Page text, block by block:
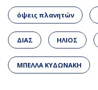
όψεις πλανητών
ΔΙΑΣ ΗΛΙΟΣ
ΜΠΕΛΛΑ ΚΥΔΩΝΑΚΗ